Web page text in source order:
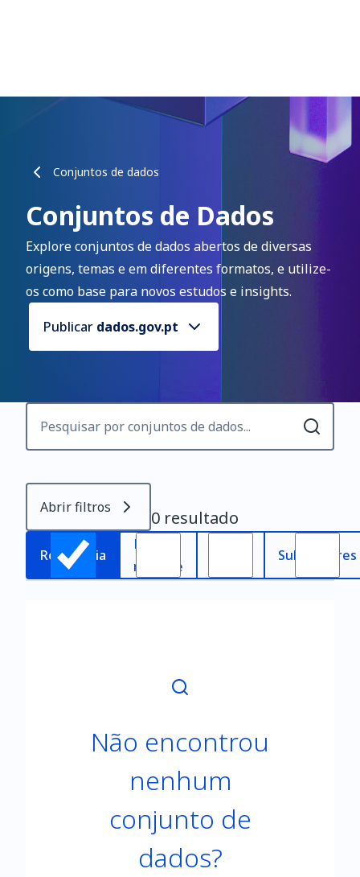
Conjuntos de dados
Conjuntos de Dados
Explore conjuntos de dados abertos de diversas
origens, temas e em diferentes formatos, e utilize-
os como base para novos estudos e insights.
Publicar dados.gov.pt
Abrir filtros 0 resultado
Relevância
Mais
recente
Subscritores
Não encontrou
nenhum
conjunto de
dados?